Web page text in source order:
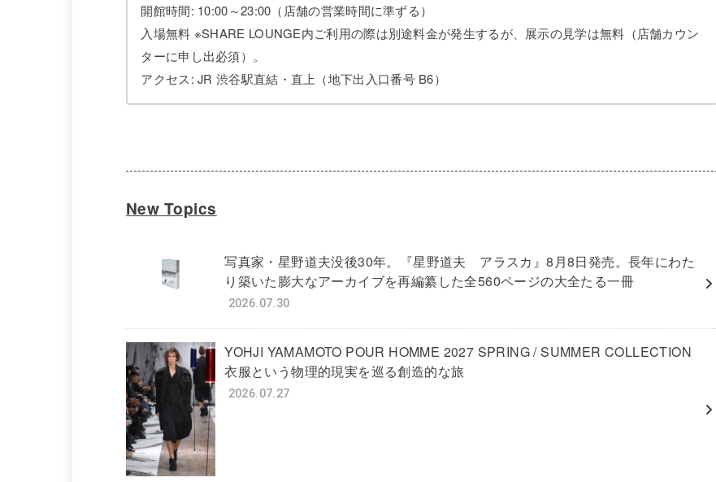
開館時間: 10:00～23:00（店舗の営業時間に準ずる）
入場無料 ※SHARE LOUNGE内ご利用の際は別途料金が発生するが、展示の見学は無料（店舗カウン
ターに申し出必須）。
アクセス: JR 渋谷駅直結・直上（地下出入口番号 B6）
New Topics
写真家・星野道夫没後30年。『星野道夫 アラスカ』8月8日発売。長年にわた
り築いた膨大なアーカイブを再編纂した全560ページの大全たる一冊
2026.07.30
YOHJI YAMAMOTO POUR HOMME 2027 SPRING / SUMMER COLLECTION
衣服という物理的現実を巡る創造的な旅
2026.07.27